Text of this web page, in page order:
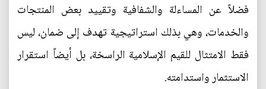
فضلاً عن المساءلة والشفافية وتقييد بعض المنتجات
والخدمات، وهي بذلك استراتيجية تهدف إلى ضمان، ليس
فقط الامتثال للقيم الإسلامية الراسخة، بل أيضاً استقرار
الاستثمار واستدامته.